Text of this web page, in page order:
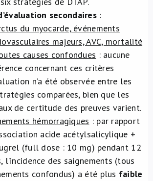
secondaires:
du myocarde, événements
majeurs, AVC, mortalité
causes confondues : aucune
concernant ces critères
n’a été observée entre les
comparées, bien que les
de certitude des preuves varient.
hémorragiques : par rapport
acide acétylsalicylique +
(full dose : 10 mg) pendant 12
l’incidence des saignements (tous
confondus) a été plus faible